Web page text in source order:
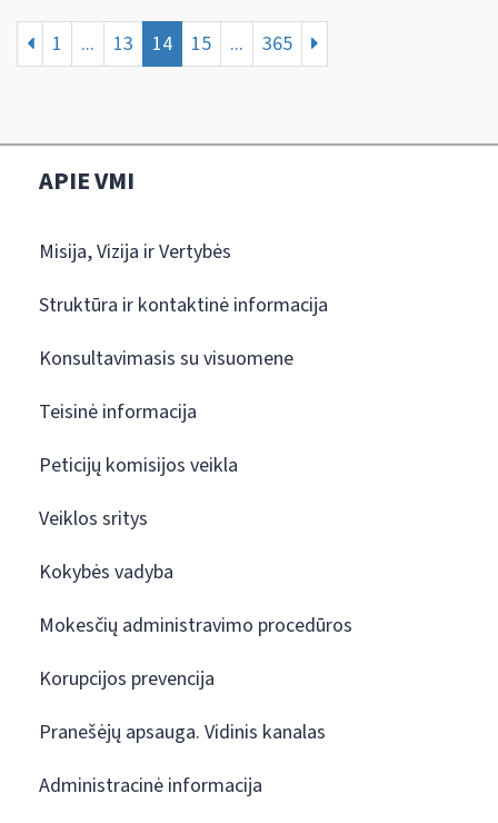
1 ... 13 14 15 ... 365
APIE VMI
Misija, Vizija ir Vertybės
Struktūra ir kontaktinė informacija
Konsultavimasis su visuomene
Teisinė informacija
Peticijų komisijos veikla
Veiklos sritys
Kokybės vadyba
Mokesčių administravimo procedūros
Korupcijos prevencija
Pranešėjų apsauga. Vidinis kanalas
Administracinė informacija